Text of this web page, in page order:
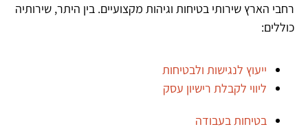
רחבי הארץ שירותי בטיחות וגיהות מקצועיים. בין היתר, שירותיה
כוללים:
ייעוץ לנגישות ולבטיחות
ליווי לקבלת רישיון עסק
בטיחות בעבודה